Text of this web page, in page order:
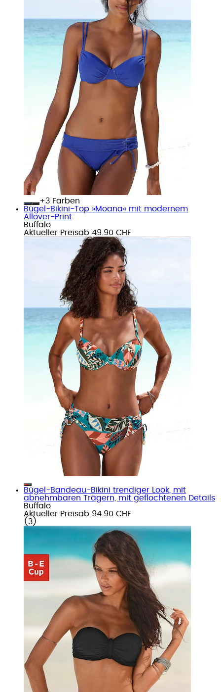
+
Farben
Bügel-Bikini-Top »Moana« mit modernem
Allover-Print
Buffalo
Aktueller Preisab 49.90 CHF
Bügel-Bandeau-Bikini trendiger Look, mit
abnehmbaren Trägern, mit geflochtenen Details
Buffalo
Aktueller Preisab 94.90 CHF
( 3 )